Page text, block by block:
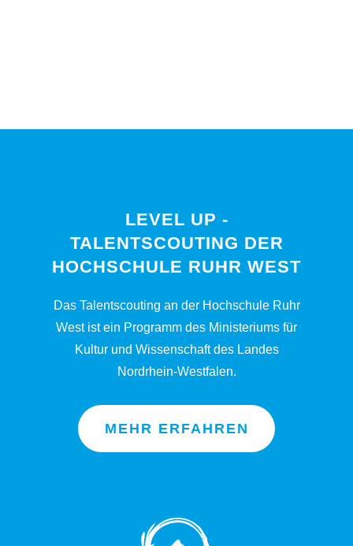
LEVEL UP -
TALENTSCOUTING DER
HOCHSCHULE RUHR WEST
Das Talentscouting an der Hochschule Ruhr
West ist ein Programm des Ministeriums für
Kultur und Wissenschaft des Landes
Nordrhein-Westfalen.
MEHR ERFAHREN